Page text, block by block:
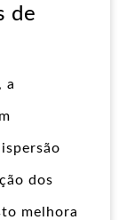
de
a
dos
melhora